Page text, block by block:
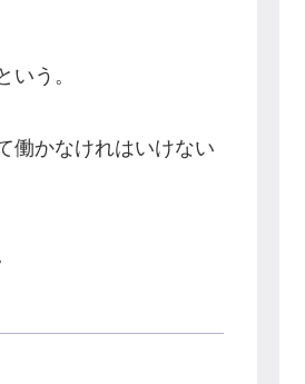
う。
働かなけれはいけない